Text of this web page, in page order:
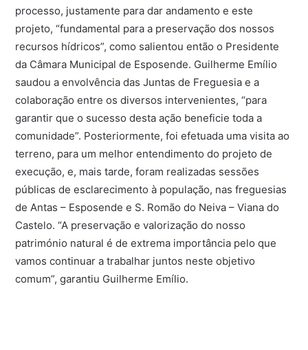
processo, justamente para dar andamento e este
projeto, “fundamental para a preservação dos nossos
recursos hídricos”, como salientou então o Presidente
da Câmara Municipal de Esposende. Guilherme Emílio
saudou a envolvência das Juntas de Freguesia e a
colaboração entre os diversos intervenientes, “para
garantir que o sucesso desta ação beneficie toda a
comunidade”. Posteriormente, foi efetuada uma visita ao
terreno, para um melhor entendimento do projeto de
execução, e, mais tarde, foram realizadas sessões
públicas de esclarecimento à população, nas freguesias
de Antas – Esposende e S. Romão do Neiva – Viana do
Castelo. “A preservação e valorização do nosso
património natural é de extrema importância pelo que
vamos continuar a trabalhar juntos neste objetivo
comum”, garantiu Guilherme Emílio.